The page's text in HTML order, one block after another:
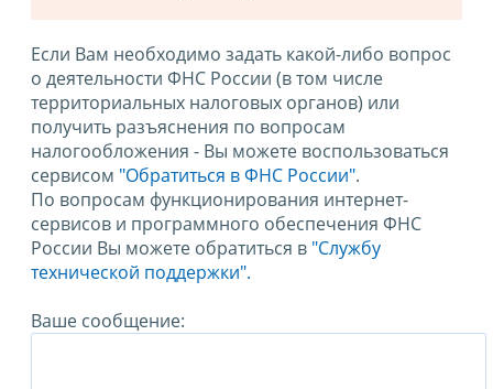
Если Вам необходимо задать какой-либо вопрос
о деятельности ФНС России (в том числе
территориальных налоговых органов) или
получить разъяснения по вопросам
налогообложения - Вы можете воспользоваться
сервисом "Обратиться в ФНС России".
По вопросам функционирования интернет-
сервисов и программного обеспечения ФНС
России Вы можете обратиться в "Службу
технической поддержки".
Ваше сообщение: